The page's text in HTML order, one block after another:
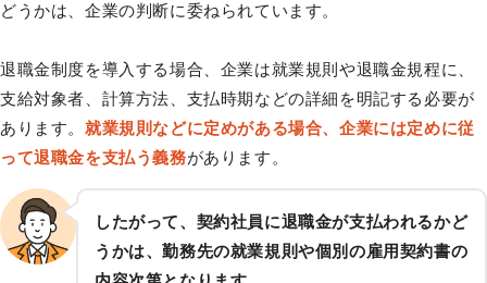
どうかは、企業の判断に委ねられています。
退職金制度を導入する場合、企業は就業規則や退職金規程に、
支給対象者、計算方法、支払時期などの詳細を明記する必要が
あります。 就業規則などに定めがある場合、企業には定めに従
って退職金を支払う義務があります。
したがって、契約社員に退職金が支払われるかど
うかは、勤務先の就業規則や個別の雇用契約書の